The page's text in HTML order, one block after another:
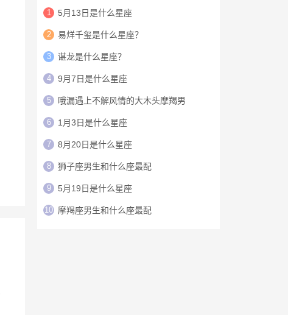
1 5月13日是什么星座
2 易烊千玺是什么星座？
3 谌龙是什么星座？
4 9月7日是什么星座
5 哦漏遇上不解风情的大木头摩羯男
6 1月3日是什么星座
7 8月20日是什么星座
8 狮子座男生和什么座最配
9 5月19日是什么星座
10 摩羯座男生和什么座最配